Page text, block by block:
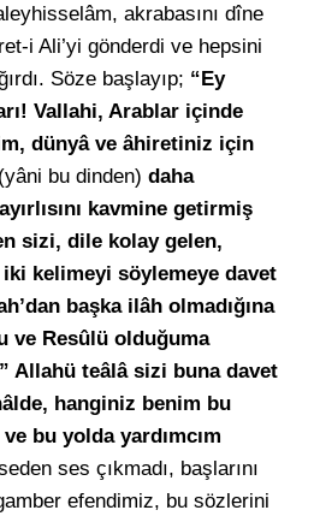
akrabasını dîne
i Ali’yi gönderdi ve hepsini
Söze başlayıp; “Ey
Vallahi, Arablar içinde
dünyâ ve âhiretiniz için
(yâni bu dinden) daha
kavmine getirmiş
sizi, dile kolay gelen,
iki kelimeyi söylemeye davet
başka ilâh olmadığına
ve Resûlü olduğuma
Allahü teâlâ sizi buna davet
hanginiz benim bu
bu yolda yardımcım
ses çıkmadı, başlarını
efendimiz, bu sözlerini